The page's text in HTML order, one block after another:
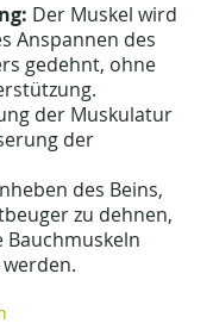
Der Muskel wird
Anspannen des
gedehnt, ohne
der Muskulatur
der
des Beins,
zu dehnen,
Bauchmuskeln